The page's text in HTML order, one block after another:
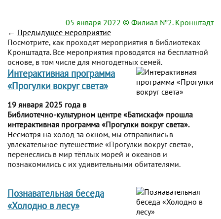
05 января 2022 © Филиал №2. Кронштадт
← Предыдущее мероприятие
Посмотрите, как проходят мероприятия в библиотеках
Кронштадта. Все мероприятия проводятся на бесплатной
основе, в том числе для многодетных семей.
Интерактивная программа
«Прогулки вокруг света»
19 января 2025 года в
Библиотечно-культурном центре «Батискаф» прошла
интерактивная программа «Прогулки вокруг света».
Несмотря на холод за окном, мы отправились в
увлекательное путешествие «Прогулки вокруг света»,
перенеслись в мир тёплых морей и океанов и
познакомились с их удивительными обитателями.
Познавательная беседа
«Холодно в лесу»